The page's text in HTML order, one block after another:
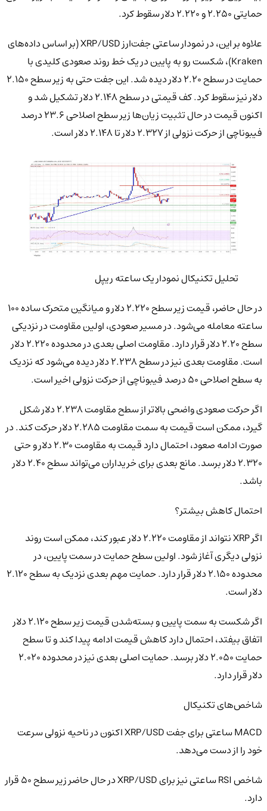
حمایتی ۲.۲۵۰ و ۲.۲۲۰ دلار سقوط کرد.
علاوه بر این، در نمودار ساعتی جفت‌ارز XRP/USD (بر اساس داده‌های
Kraken)، شکست رو به پایین در یک خط روند صعودی کلیدی با
حمایت در سطح ۲.۲۰ دلار دیده شد. این جفت حتی به زیر سطح ۲.۱۵۰
دلار نیز سقوط کرد. کف قیمتی در سطح ۲.۱۴۸ دلار تشکیل شد و
اکنون قیمت در حال تثبیت زیان‌ها زیر سطح اصلاحی ۲۳.۶ درصد
فیبوناچی از حرکت نزولی از ۲.۳۲۷ دلار تا ۲.۱۴۸ دلار است.
تحلیل تکنیکال نمودار یک ساعته ریپل
در حال حاضر، قیمت زیر سطح ۲.۲۲۰ دلار و میانگین متحرک ساده ۱۰۰
ساعته معامله می‌شود. در مسیر صعودی، اولین مقاومت در نزدیکی
سطح ۲.۲۰ دلار قرار دارد. مقاومت اصلی بعدی در محدوده ۲.۲۲۰ دلار
است. مقاومت بعدی نیز در سطح ۲.۲۳۸ دلار دیده می‌شود که نزدیک
به سطح اصلاحی ۵۰ درصد فیبوناچی از حرکت نزولی اخیر است.
اگر حرکت صعودی واضحی بالاتر از سطح مقاومت ۲.۲۳۸ دلار شکل
گیرد، ممکن است قیمت به سمت مقاومت ۲.۲۸۵ دلار حرکت کند. در
صورت ادامه صعود، احتمال دارد قیمت به مقاومت ۲.۳۰ دلار و حتی
۲.۳۲۰ دلار برسد. مانع بعدی برای خریداران می‌تواند سطح ۲.۴۰ دلار
باشد.
احتمال کاهش بیشتر؟
اگر XRP نتواند از مقاومت ۲.۲۲۰ دلار عبور کند، ممکن است روند
نزولی دیگری آغاز شود. اولین سطح حمایت در سمت پایین، در
محدوده ۲.۱۵۰ دلار قرار دارد. حمایت مهم بعدی نزدیک به سطح ۲.۱۲۰
دلار است.
اگر شکست به سمت پایین و بسته‌شدن قیمت زیر سطح ۲.۱۲۰ دلار
اتفاق بیفتد، احتمال دارد کاهش قیمت ادامه پیدا کند و تا سطح
حمایت ۲.۰۵۰ دلار برسد. حمایت اصلی بعدی نیز در محدوده ۲.۰۲۰
دلار قرار دارد.
شاخص‌های تکنیکال
MACD ساعتی برای جفت XRP/USD اکنون در ناحیه نزولی سرعت
خود را از دست می‌دهد.
شاخص RSI ساعتی نیز برای XRP/USD در حال حاضر زیر سطح ۵۰ قرار
دارد.